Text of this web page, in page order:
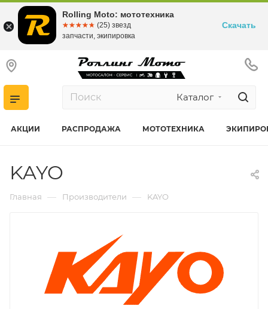
Каталог
АКЦИИ РАСПРОДАЖА МОТОТЕХНИКА
KAYO
Главная — Производители — KAYO
Rolling Moto: мототехника
☆☆☆☆☆
★★★★★ (25) звезд
запчасти, экипировка
Скачать